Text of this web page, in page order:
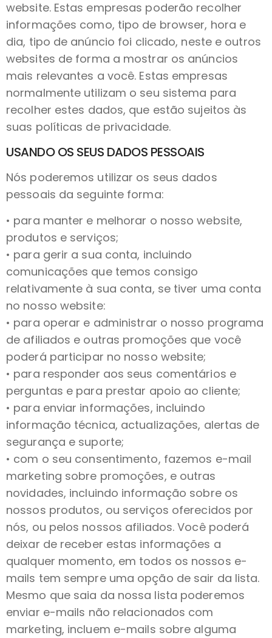
website. Estas empresas poderão recolher
informações como, tipo de browser, hora e
dia, tipo de anúncio foi clicado, neste e outros
websites de forma a mostrar os anúncios
mais relevantes a você. Estas empresas
normalmente utilizam o seu sistema para
recolher estes dados, que estão sujeitos às
suas políticas de privacidade.
USANDO OS SEUS DADOS PESSOAIS
Nós poderemos utilizar os seus dados
pessoais da seguinte forma:
• para manter e melhorar o nosso website,
produtos e serviços;
• para gerir a sua conta, incluindo
comunicações que temos consigo
relativamente à sua conta, se tiver uma conta
no nosso website:
• para operar e administrar o nosso programa
de afiliados e outras promoções que você
poderá participar no nosso website;
• para responder aos seus comentários e
perguntas e para prestar apoio ao cliente;
• para enviar informações, incluindo
informação técnica, actualizações, alertas de
segurança e suporte;
• com o seu consentimento, fazemos e-mail
marketing sobre promoções, e outras
novidades, incluindo informação sobre os
nossos produtos, ou serviços oferecidos por
nós, ou pelos nossos afiliados. Você poderá
deixar de receber estas informações a
qualquer momento, em todos os nossos e-
mails tem sempre uma opção de sair da lista.
Mesmo que saia da nossa lista poderemos
enviar e-mails não relacionados com
marketing, incluem e-mails sobre alguma